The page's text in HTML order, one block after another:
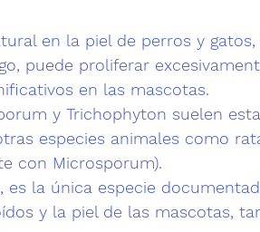
en la piel de perros y gatos,
puede proliferar
en las mascotas.
y Trichophyton suelen
especies animales como
con Microsporum).
es la única especie
y la piel de las mascotas,